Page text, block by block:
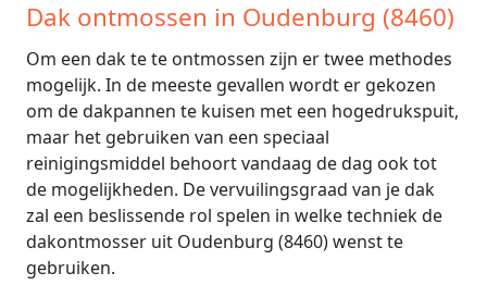
Dak ontmossen in Oudenburg (8460)
Om een dak te te ontmossen zijn er twee methodes
mogelijk. In de meeste gevallen wordt er gekozen
om de dakpannen te kuisen met een hogedrukspuit,
maar het gebruiken van een speciaal
reinigingsmiddel behoort vandaag de dag ook tot
de mogelijkheden. De vervuilingsgraad van je dak
zal een beslissende rol spelen in welke techniek de
dakontmosser uit Oudenburg (8460) wenst te
gebruiken.